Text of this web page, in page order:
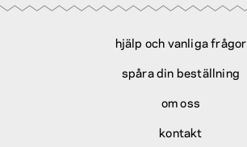
hjälp och vanliga frågor
spåra din beställning
om oss
kontakt